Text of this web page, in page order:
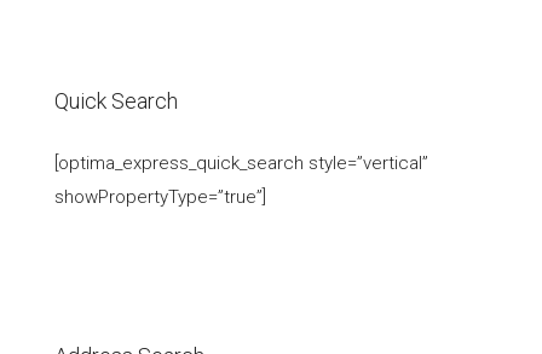
Quick Search
[optima_express_quick_search style=”vertical”
showPropertyType=”true”]